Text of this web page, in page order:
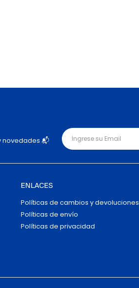
novedades 📬
ENLACES
Políticas de cambios y devoluciones
Políticas de envío
Políticas de privacidad